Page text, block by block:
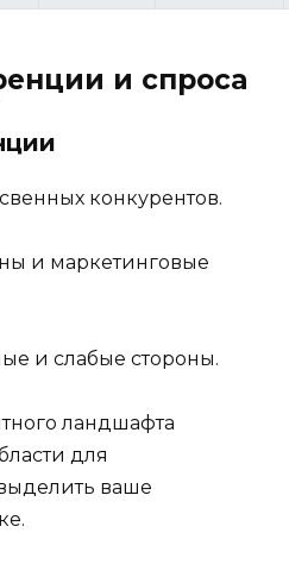
и спроса
конкурентов.
и маркетинговые
и слабые стороны.
ландшафта
для
ваше